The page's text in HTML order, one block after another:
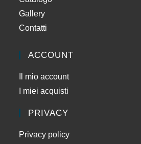
Gallery
Contatti
ACCOUNT
Il mio account
I miei acquisti
PRIVACY
Privacy policy